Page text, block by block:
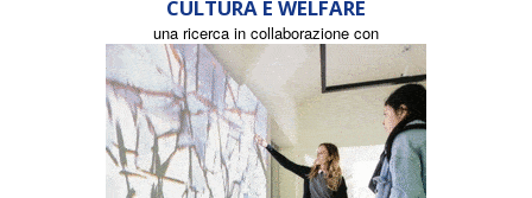
CULTURA E WELFARE
una ricerca in collaborazione con